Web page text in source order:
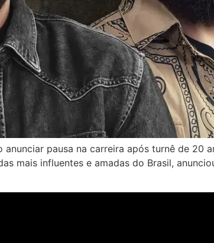
pausa na carreira após turnê de 20
mais influentes e amadas do Brasil,